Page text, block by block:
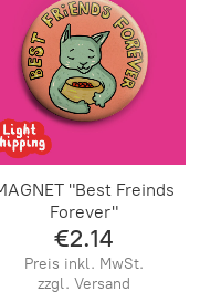
"Best Freinds
Forever"
€2.14
Preis inkl. MwSt.
zzgl. Versand